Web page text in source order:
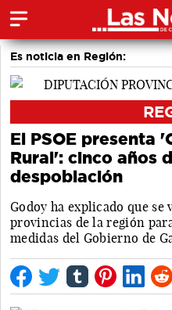
Es noticia en Región:
El PSOE presenta
Rural': cinco años
despoblación
Godoy ha explicado que
provincias de la región
medidas del Gobierno de